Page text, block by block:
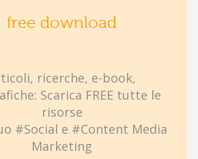
free download
ricerche, e-book,
Scarica FREE tutte le
risorse
#Social e #Content Media
Marketing